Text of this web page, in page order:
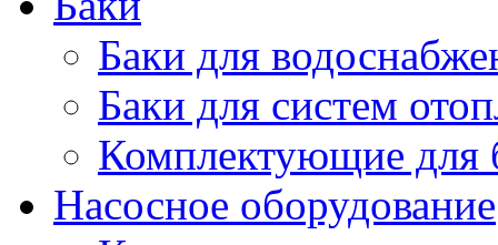
Баки для
Баки для систем
Комплектующие для
Насосное оборудование